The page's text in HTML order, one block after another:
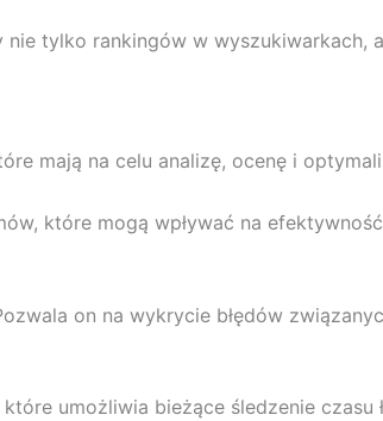
tylko rankingów w wyszukiwarkach,
mają na celu analizę, ocenę i
które mogą wpływać na
on na wykrycie błędów
umożliwia bieżące śledzenie czasu